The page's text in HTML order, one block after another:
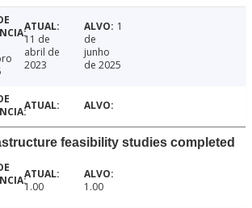
11 de
abril de
2023
1
de
junho
de 2025
feasibility studies completed
1.00 1.00